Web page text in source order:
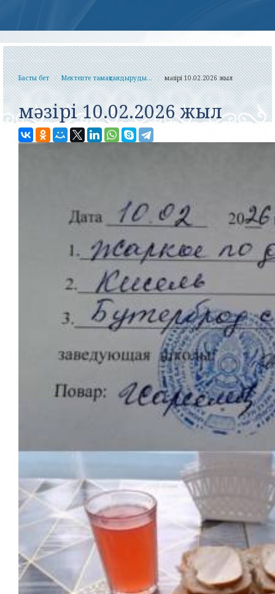
Басты бет Мектепте тамақтандыруды... мәзірі 10.02.2026 жыл
мәзірі 10.02.2026 жыл